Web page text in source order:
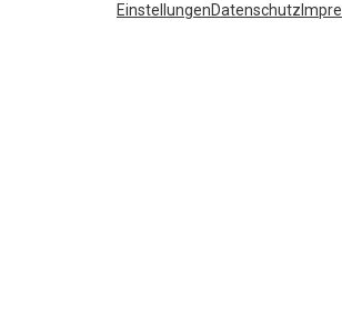
EinstellungenDatenschutz